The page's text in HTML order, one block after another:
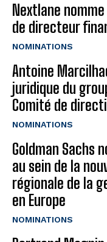
Nextlane
de directeur
NOMINATIONS
Antoine
juridique du
Comité de
NOMINATIONS
Goldman Sachs
au sein de la
régionale de la
en Europe
NOMINATIONS